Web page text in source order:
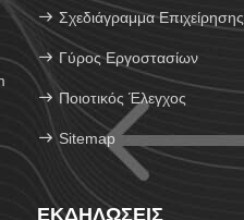
Σχεδιάγραμμα Επιχείρησης
Γύρος Εργοστασίων
Ποιοτικός Έλεγχος
Sitemap
ΕΚΔΗΛΏΣΕΙΣ